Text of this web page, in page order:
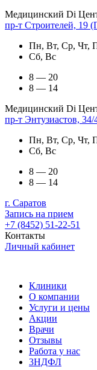
Медицинский Di
пр-т Строителей, 19
Пн, Вт, Ср, Чт,
Сб, Вс
8 — 20
8 — 14
Медицинский Di
пр-т Энтузиастов,
Пн, Вт, Ср, Чт,
Сб, Вс
8 — 20
8 — 14
г. Саратов
Запись на прием
+7 (8452) 51-22-51
Контакты
Личный кабинет
Клиники
О компании
Услуги и цены
Акции
Врачи
Отзывы
Работа у нас
3НДФЛ